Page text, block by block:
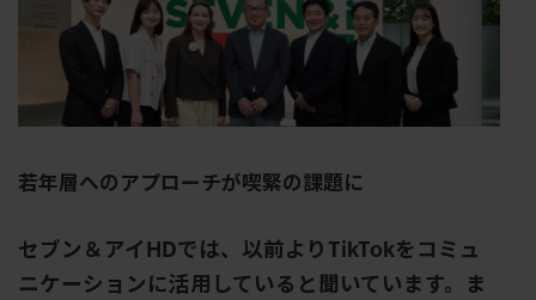
若年層へのアプローチが喫緊の課題に
セブン＆アイ HDでは、以前より TikTokをコミュ
ニケーションに活用していると聞いています。ま